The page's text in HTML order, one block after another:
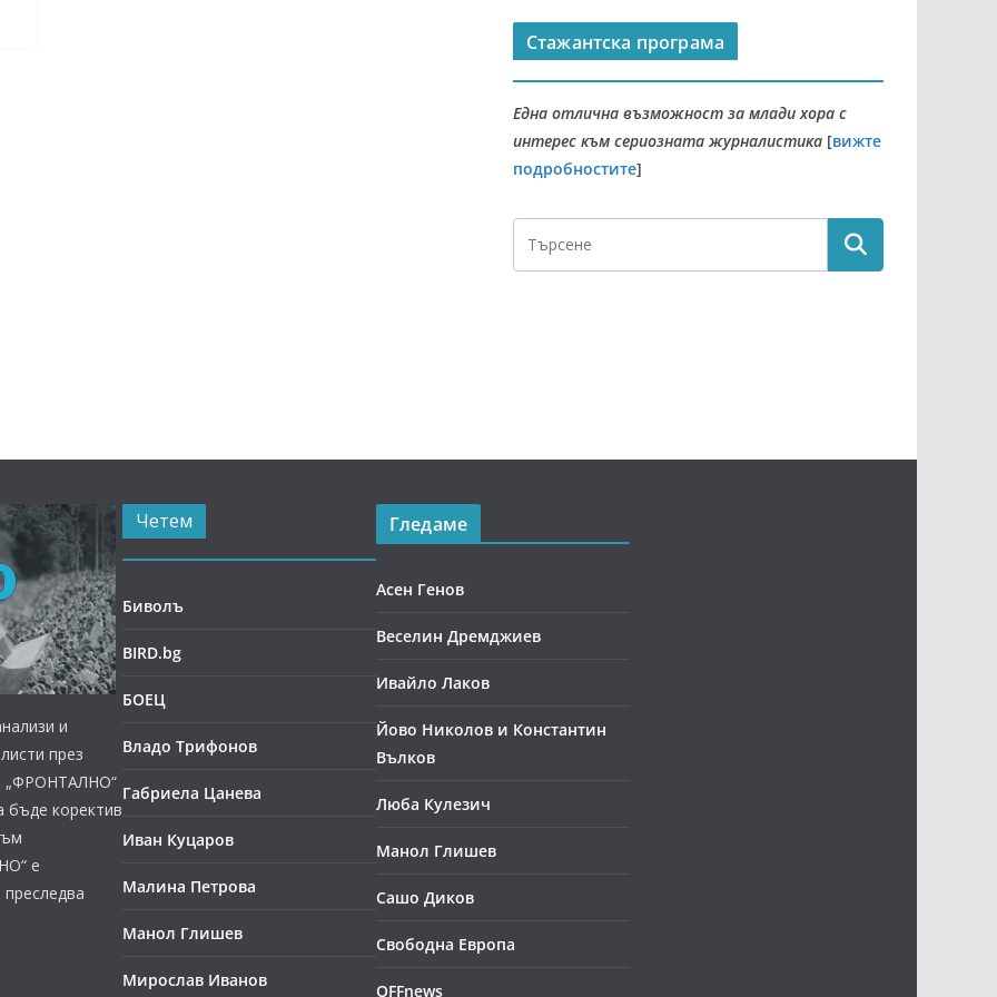
Стажантска програма
Една отлична възможност за млади хора с
интерес към сериозната журналистика [вижте
подробностите]
и
през
„ФРОНТАЛНО“
бъде коректив
е
Четем
Биволъ
BIRD.bg
БОЕЦ
Владо Трифонов
Габриела Цанева
Иван Куцаров
Малина Петрова
Манол Глишев
Мирослав Иванов
Гледаме
Асен Генов
Веселин Дремджиев
Ивайло Лаков
Йово Николов и Константин
Вълков
Люба Кулезич
Манол Глишев
Сашо Диков
Свободна Европа
OFFnews